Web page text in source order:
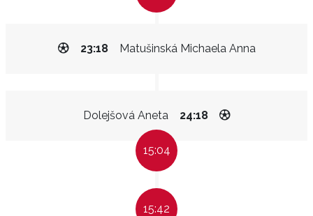
Matušinská Michaela Anna
23:18
Dolejšová Aneta 24:18
15:04
15:42